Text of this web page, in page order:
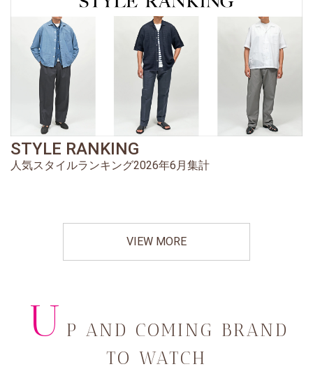
STYLE RANKING
人気スタイルランキング2026年6月集計
VIEW MORE
U P AND COMING BRAND
TO WATCH